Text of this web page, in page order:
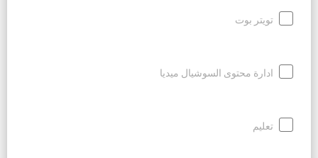
تويتر بوت
ادارة محتوى السوشيال ميديا
تعليم